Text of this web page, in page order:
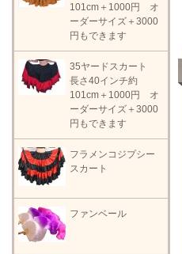
101cm＋1000円 オ
ーダーサイズ＋3000
円もできます
35ヤードスカート
長さ40インチ約
101cm＋1000円 オ
ーダーサイズ＋3000
円もできます
フラメンコジプシー
スカート
ファンベール